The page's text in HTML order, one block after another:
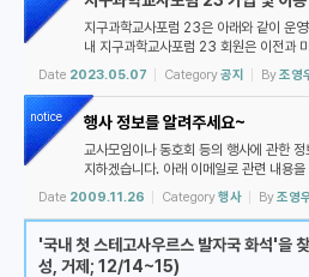
지구과학교사포럼 23은 아래와 같이 운
내 지구과학교사포럼 23 회원은 이전과
다. 가입하시려는 분은 아래 절차에 따라
아이디를 만들고 로그인합...
Date 2023.05.07 Category공지 By조영
notice 행사 정보를 알려주세요~
교사모임이나 동호회 등의 행사에 관한
지하겠습니다. 아래 이메일로 관련 내용
하는 전체 메일에 끼워 넣어 주세요~
Date 2009.11.26 Category행사 By조영
'국내 첫 스테고사우르스 발자국 화석'을
성, 거제; 12/14~15)